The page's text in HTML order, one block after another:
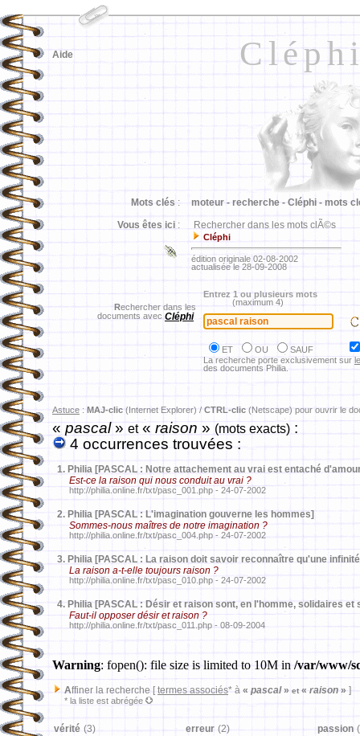
Aide
Mots clés : moteur - recherche - Cléphi - mots
Vous êtes ici : Rechercher dans les mots clÃ©s
Cléphi
édition originale 02-08-2002
actualisée le 28-09-2008
Rechercher dans les
documents avec Cléphi
Entrez 1 ou plusieurs mots
(maximum 4)
ET OU
SAUF
La recherche porte exclusivement sur
des documents Philia.
Astuce : MAJ-clic (Internet Explorer) / CTRL-clic (Netscape) pour ouvrir le
«pascal» et« raison » (mots exacts) :
4 occurrences trouvées :
1. Philia [PASCAL : Notre attachement au vrai est entaché
Est-ce la raison qui nous conduit au vrai ?
http://philia.online.fr/txt/pasc_001.php - 24-07-2002
2. Philia [PASCAL : L'imagination gouverne les hommes]
Sommes-nous maîtres de notre imagination ?
http://philia.online.fr/txt/pasc_004.php - 24-07-2002
3. Philia [PASCAL : La raison doit savoir reconnaître qu'une
La raison a-t-elle toujours raison ?
http://philia.online.fr/txt/pasc_010.php - 24-07-2002
4. Philia [PASCAL : Désir et raison sont, en l'homme, solidaires
Faut-il opposer désir et raison ?
http://philia.online.fr/txt/pasc_011.php - 08-09-2004
Warning: fopen(): file size is limited to 10M in /var/www/
Affiner la recherche [ termes associés* à « pascal» et « raison » ]
* la liste est abrégée
vérité (3) erreur (2) passion